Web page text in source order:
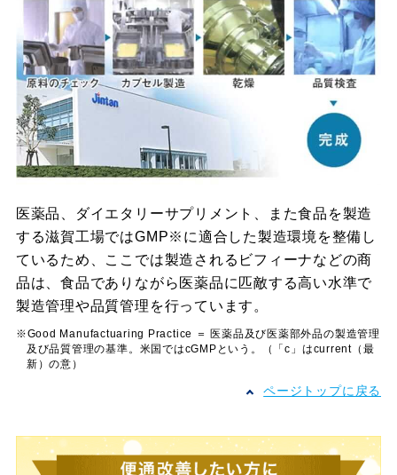
医薬品、ダイエタリーサプリメント、また食品を製造
する滋賀工場ではGMP※に適合した製造環境を整備し
ているため、ここでは製造されるビフィーナなどの商
品は、食品でありながら医薬品に匹敵する高い水準で
製造管理や品質管理を行っています。
※Good Manufactuaring Practice ＝ 医薬品及び医薬部外品の製造管理
及び品質管理の基準。米国ではcGMPという。（「c」はcurrent（最
新）の意）
ページトップに戻る